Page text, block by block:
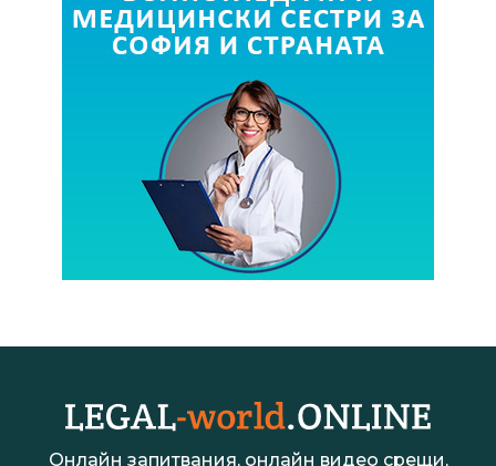
Онлайн запитвания, онлайн видео срещи,